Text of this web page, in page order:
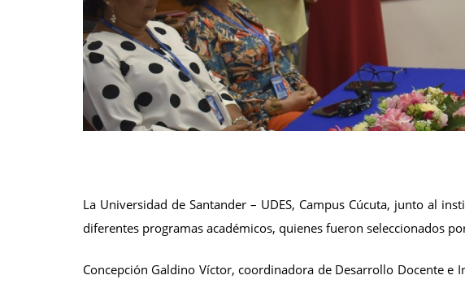
La Universidad de Santander – UDES, Campus Cúcuta, junto al
diferentes programas académicos, quienes fueron seleccionados
Concepción Galdino Víctor, coordinadora de Desarrollo Docente e